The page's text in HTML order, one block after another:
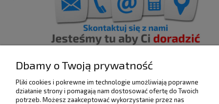
POMOC
Dbamy o Twoją prywatność
Pliki cookies i pokrewne im technologie umożliwiają poprawne
działanie strony i pomagają nam dostosować ofertę do Twoich
potrzeb. Możesz zaakceptować wykorzystanie przez nas